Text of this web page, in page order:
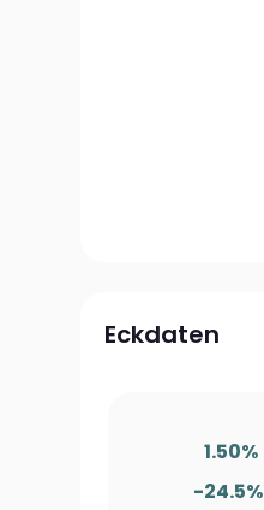
Eckdaten
1.50%
-24.5%